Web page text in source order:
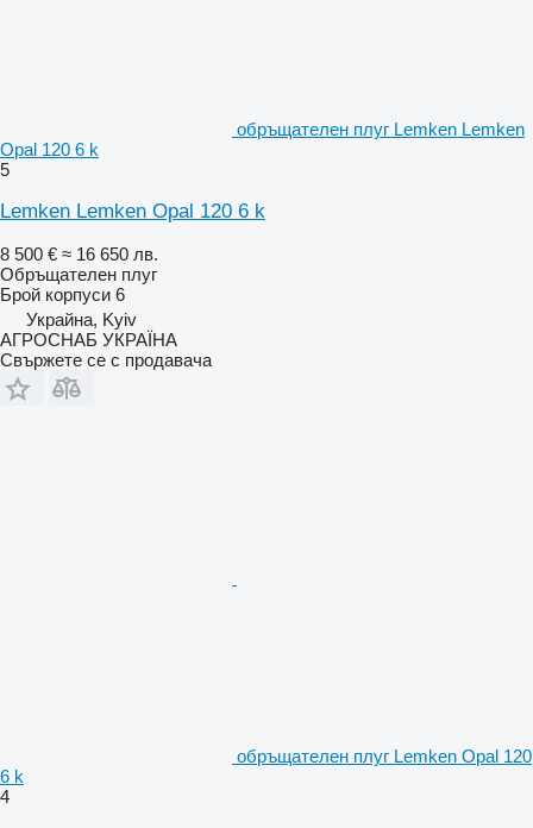
обръщателен плуг Lemken Lemken
Opal 120 6 k
5
Lemken Lemken Opal 120 6 k
8 500 € ≈ 16 650 лв.
Обръщателен плуг
Брой корпуси 6
Украйна, Kyiv
АГРОСНАБ УКРАЇНА
Свържете се с продавача
обръщателен плуг Lemken Opal 120
6 k
4